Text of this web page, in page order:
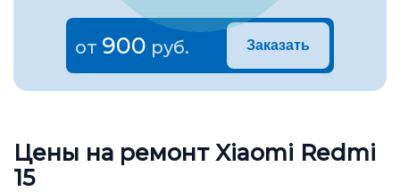
от 900 руб. Заказать
Цены на ремонт Xiaomi Redmi
15